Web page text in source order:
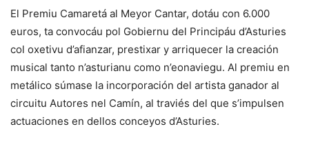
El Premiu Camaretá al Meyor Cantar, dotáu con 6.000
euros, ta convocáu pol Gobiernu del Principáu d’Asturies
col oxetivu d’afianzar, prestixar y arriquecer la creación
musical tanto n’asturianu como n’eonaviegu. Al premiu en
metálico súmase la incorporación del artista ganador al
circuitu Autores nel Camín, al traviés del que s’impulsen
actuaciones en dellos conceyos d’Asturies.